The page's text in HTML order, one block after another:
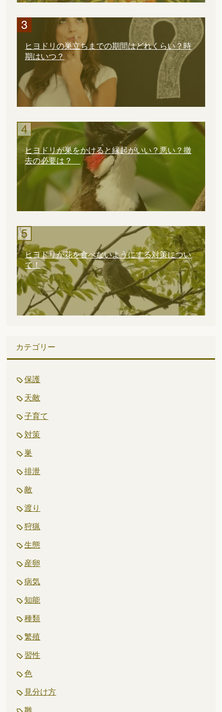
ヒヨドリの巣立ちまでの期間はどれくらい？時
期はいつ？
ヒヨドリが巣をかけると縁起がいい？悪い？撤
去の必要は？
ヒヨドリが花を食べないようにする対策につい
て！
カテゴリー
保護
天敵
子育て
対策
巣
排泄
敵
渡り
狩猟
生態
産卵
病気
知能
種類
繁殖
習性
色
見分け方